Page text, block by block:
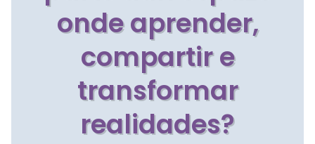
onde aprender,
compartir e
transformar
realidades?